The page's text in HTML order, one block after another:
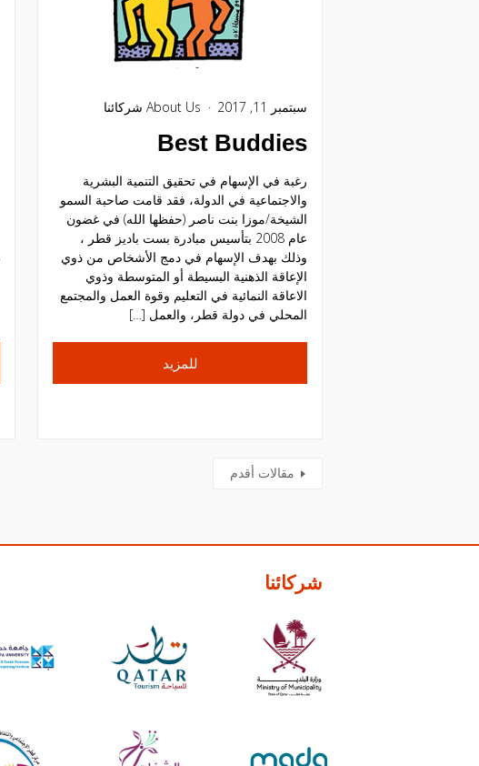
سبتمبر 11, 2017 About Us شركائنا
Best Buddies
رغبة في الإسهام في تحقيق التنمية البشرية
والاجتماعية في الدولة، فقد قامت صاحبة السمو
الشيخة/موزا بنت ناصر (حفظها الله) في غضون
عام 2008 بتأسيس مبادرة بست باديز قطر ،
وذلك بهدف الإسهام في دمج الأشخاص من ذوي
الإعاقة الذهنية البسيطة أو المتوسطة وذوي
الاعاقة النمائية في التعليم وقوة العمل والمجتمع
المحلي في دولة قطر، والعمل […]
للمزيد
مقالات أقدم
شركائنا